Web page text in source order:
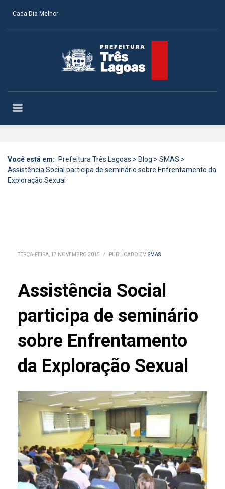
Cada Dia Melhor
Você está em: Prefeitura Três Lagoas > Blog > SMAS >
Assistência Social participa de seminário sobre Enfrentamento da
Exploração Sexual
TERÇA-FEIRA, 17 NOVEMBRO 2015 / PUBLICADO EM SMAS
Assistência Social
participa de seminário
sobre Enfrentamento
da Exploração Sexual